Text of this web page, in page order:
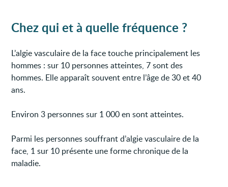
Chez qui et à quelle fréquence ?
L’algie vasculaire de la face touche principalement les
hommes : sur 10 personnes atteintes, 7 sont des
hommes. Elle apparaît souvent entre l’âge de 30 et 40
ans.
Environ 3 personnes sur 1 000 en sont atteintes.
Parmi les personnes souffrant d’algie vasculaire de la
face, 1 sur 10 présente une forme chronique de la
maladie.